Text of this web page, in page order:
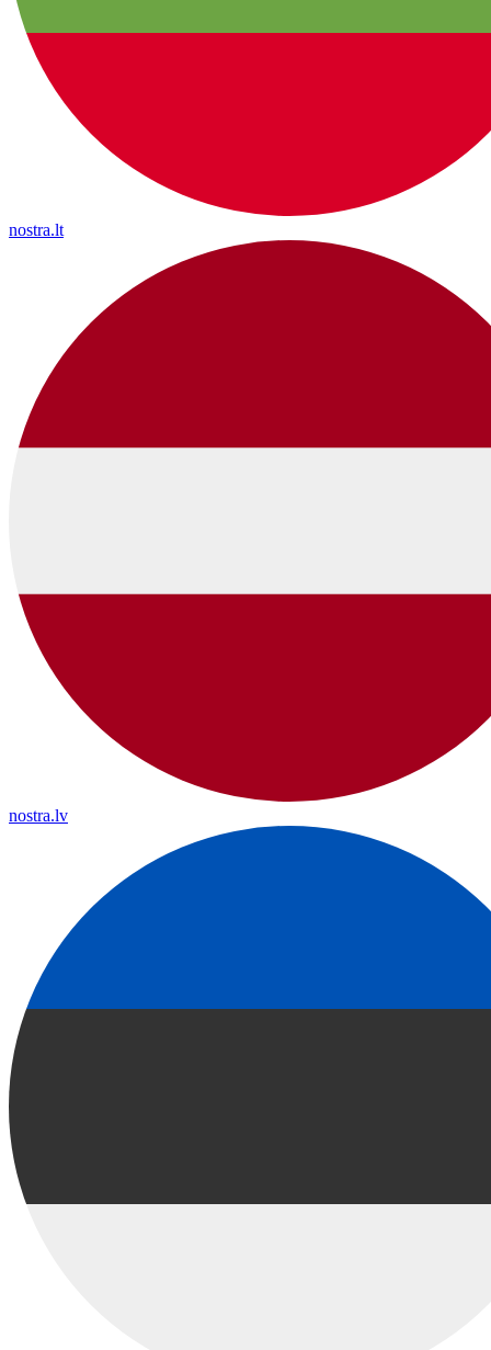
nostra.lt
nostra.lv